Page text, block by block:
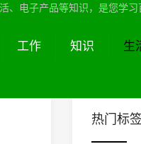
电子产品等知识，是您学习
工作 知识 生
热门标签